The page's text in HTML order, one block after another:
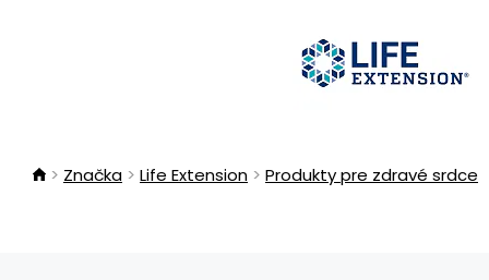
Značka Life Extension Produkty pre zdravé srdce